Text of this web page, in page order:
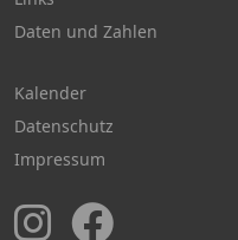
Daten und Zahlen
Kalender
Datenschutz
Impressum